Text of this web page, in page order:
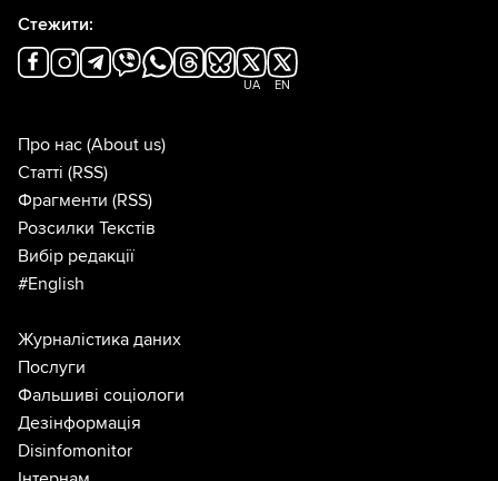
Стежити:
UA EN
Про нас (About us)
Статті (RSS)
Фрагменти (RSS)
Розсилки Текстів
Вибір редакції
#English
Журналістика даних
Послуги
Фальшиві соціологи
Дезінформація
Disinfomonitor